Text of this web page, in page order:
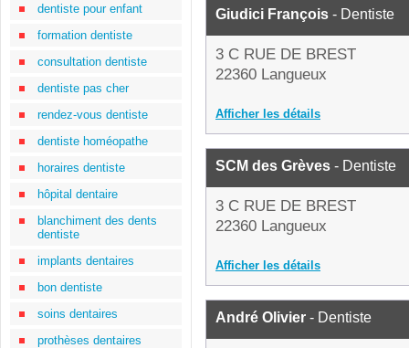
dentiste pour enfant
formation dentiste
consultation dentiste
dentiste pas cher
rendez-vous dentiste
dentiste homéopathe
horaires dentiste
hôpital dentaire
blanchiment des dents
dentiste
implants dentaires
bon dentiste
soins dentaires
prothèses dentaires
Giudici François - Dentiste
3 C RUE DE BREST
22360 Langueux
Afficher les détails
SCM des Grèves - Dentiste
3 C RUE DE BREST
22360 Langueux
Afficher les détails
André Olivier - Dentiste